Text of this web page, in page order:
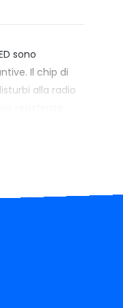
sono
Il chip di
alla radio
larghe e